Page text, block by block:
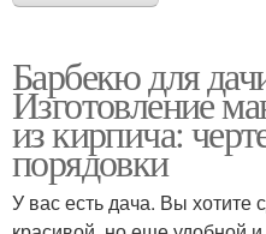
Барбекю для
Изготовление
из кирпича:
порядовки
У вас есть дача. Вы хотите